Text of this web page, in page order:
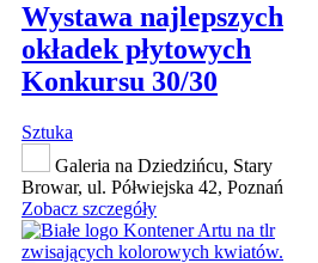
Wystawa najlepszych
okładek płytowych
Konkursu 30/30
Sztuka
Galeria na Dziedzińcu, Stary
Browar, ul. Półwiejska 42, Poznań
Zobacz szczegóły